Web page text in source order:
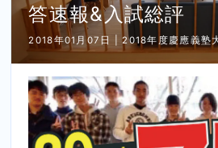
答速報&入試総評
2018年01月07日 | 2018年度慶應義塾